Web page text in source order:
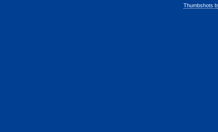
Thumbshots